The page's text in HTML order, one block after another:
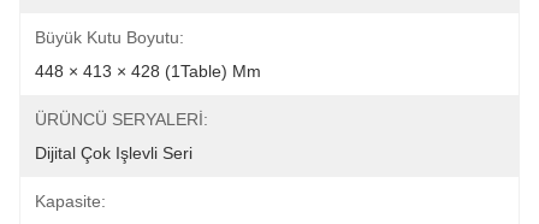
Büyük Kutu Boyutu:
448 × 413 × 428 (1Table) Mm
ÜRÜNCÜ SERYALERİ:
Dijital Çok Işlevli Seri
Kapasite: